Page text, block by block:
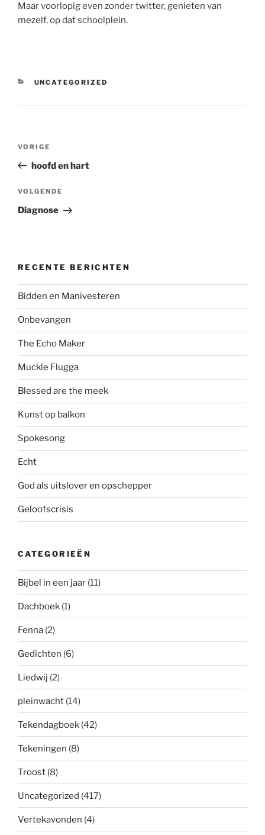
Maar voorlopig even zonder twitter, genieten van
mezelf, op dat schoolplein.
CATEGORIEËN
UNCATEGORIZED
Vorig
bericht
VORIGE
hoofd en hart
Volgend
bericht
VOLGENDE
Diagnose
RECENTE BERICHTEN
Bidden en Manivesteren
Onbevangen
The Echo Maker
Muckle Flugga
Blessed are the meek
Kunst op balkon
Spokesong
Echt
God als uitslover en opschepper
Geloofscrisis
CATEGORIEËN
Bijbel in een jaar (11)
Dachboek (1)
Fenna (2)
Gedichten (6)
Liedwij (2)
pleinwacht (14)
Tekendagboek (42)
Tekeningen (8)
Troost (8)
Uncategorized (417)
Vertekavonden (4)